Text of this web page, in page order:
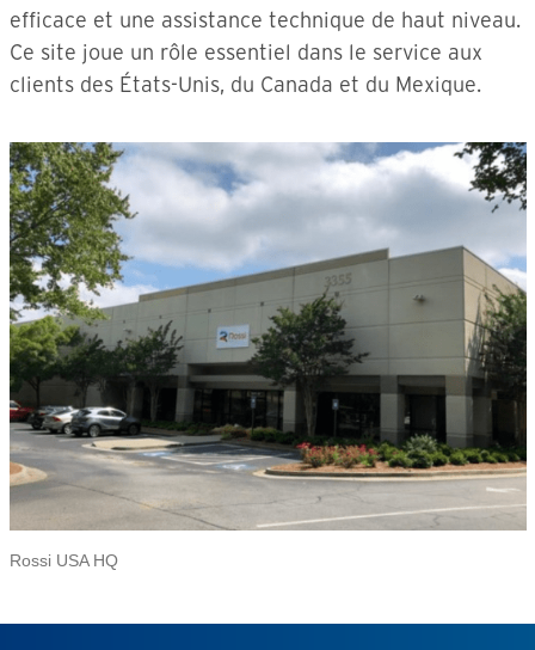
efficace et une assistance technique de haut niveau.
Ce site joue un rôle essentiel dans le service aux
clients des États-Unis, du Canada et du Mexique.
Rossi USA HQ